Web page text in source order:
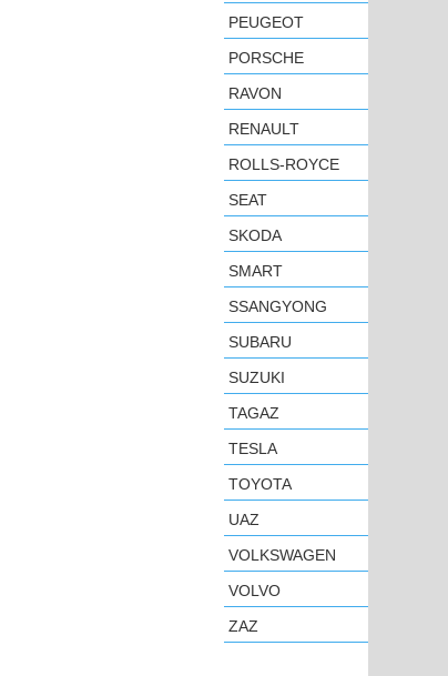
PEUGEOT
PORSCHE
RAVON
RENAULT
ROLLS-ROYCE
SEAT
SKODA
SMART
SSANGYONG
SUBARU
SUZUKI
TAGAZ
TESLA
TOYOTA
UAZ
VOLKSWAGEN
VOLVO
ZAZ